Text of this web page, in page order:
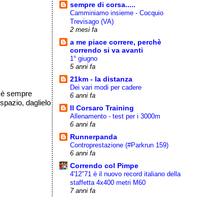
sempre
daglielo
sempre di corsa.....
Camminiamo insieme - Cocquio
Trevisago (VA)
2 mesi fa
a me piace correre, perchè
correndo si va avanti
1° giugno
5 anni fa
21km - la distanza
Dei vari modi per cadere
6 anni fa
Il Corsaro Training
Allenamento - test per i 3000m
6 anni fa
Runnerpanda
Controprestazione (#Parkrun 159)
6 anni fa
Correndo col Pimpe
4'12"71 è il nuovo record italiano della
staffetta 4x400 metri M60
7 anni fa